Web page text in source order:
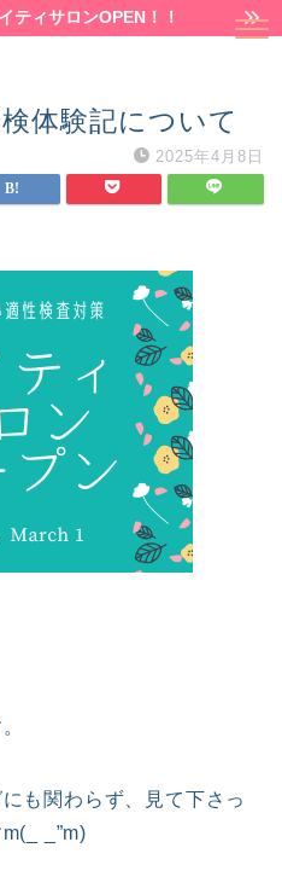
ティサロンOPEN！！
体験記について
2025年4月8日
も関わらず、見て下さっ
_”m)